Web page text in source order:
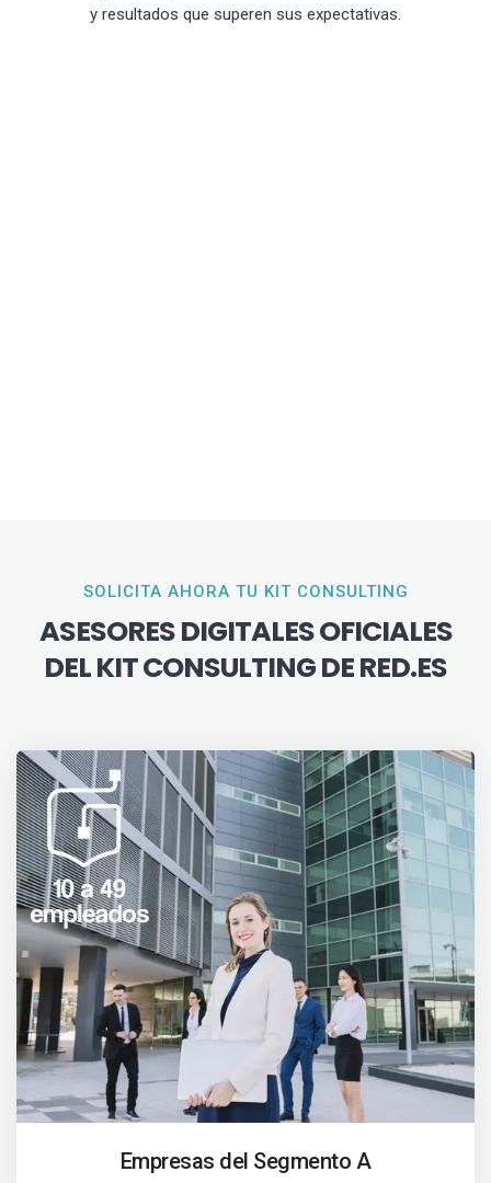
y resultados que superen sus expectativas.
SOLICITA AHORA TU KIT CONSULTING
ASESORES DIGITALES OFICIALES
DEL KIT CONSULTING DE RED.ES
Empresas del Segmento A